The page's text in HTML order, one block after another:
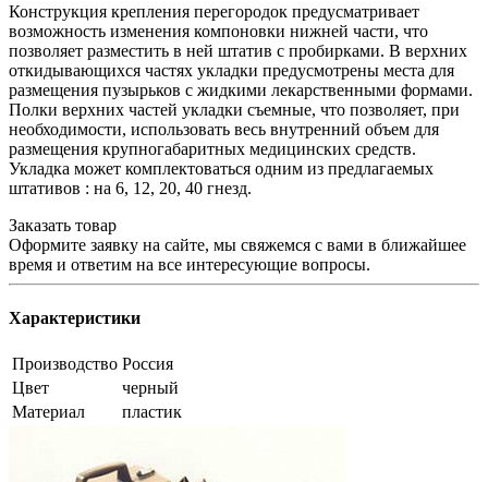
Конструкция крепления перегородок предусматривает
возможность изменения компоновки нижней части, что
позволяет разместить в ней штатив с пробирками. В верхних
откидывающихся частях укладки предусмотрены места для
размещения пузырьков с жидкими лекарственными формами.
Полки верхних частей укладки съемные, что позволяет, при
необходимости, использовать весь внутренний объем для
размещения крупногабаритных медицинских средств.
Укладка может комплектоваться одним из предлагаемых
штативов : на 6, 12, 20, 40 гнезд.
Заказать товар
Оформите заявку на сайте, мы свяжемся с вами в ближайшее
время и ответим на все интересующие вопросы.
Характеристики
Производство Россия
Цвет
черный
Материал
пластик